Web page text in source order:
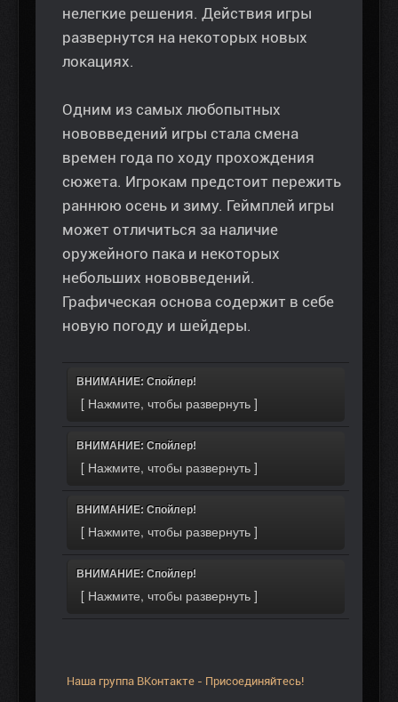
нелегкие решения. Действия игры
развернутся на некоторых новых
локациях.
Одним из самых любопытных
нововведений игры стала смена
времен года по ходу прохождения
сюжета. Игрокам предстоит пережить
раннюю осень и зиму. Геймплей игры
может отличиться за наличие
оружейного пака и некоторых
небольших нововведений.
Графическая основа содержит в себе
новую погоду и шейдеры.
ВНИМАНИЕ: Спойлер!
ВНИМАНИЕ: Спойлер!
ВНИМАНИЕ: Спойлер!
ВНИМАНИЕ: Спойлер!
Наша группа ВКонтакте - Присоединяйтесь!